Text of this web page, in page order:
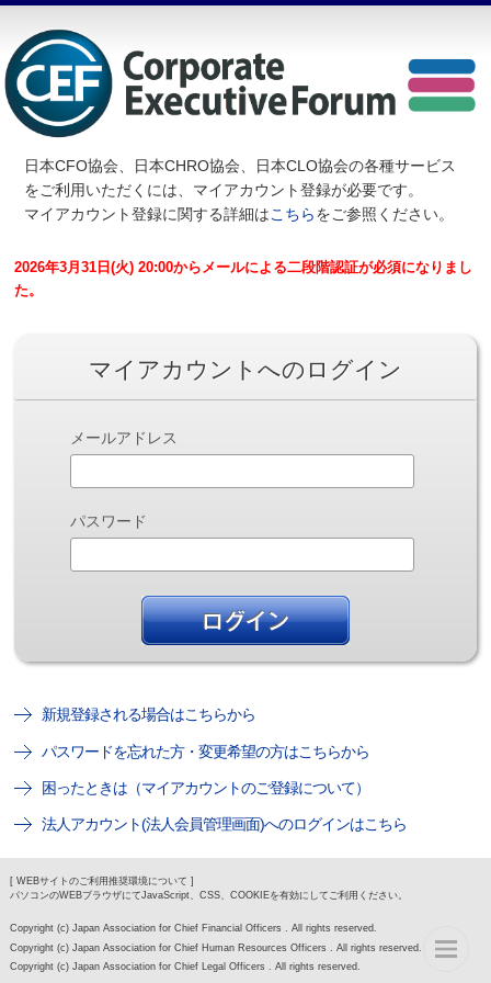
日本CFO協会、日本CHRO協会、日本CLO協会の各種サービス
をご利用いただくには、マイアカウント登録が必要です。
マイアカウント登録に関する詳細はこちらをご参照ください。
2026年3月31日(火) 20:00からメールによる二段階認証が必須になりまし
た。
マイアカウントへのログイン
メールアドレス
パスワード
新規登録される場合はこちらから
パスワードを忘れた方・変更希望の方はこちらから
困ったときは（マイアカウントのご登録について）
法人アカウント(法人会員管理画面)へのログインはこちら
[ WEBサイトのご利用推奨環境について ]
パソコンのWEBブラウザにてJavaScript、CSS、COOKIEを有効にしてご利用ください。
Copyright (c) Japan Association for Chief Financial Officers . All rights reserved.
Copyright (c) Japan Association for Chief Human Resources Officers . All rights reserved.
Copyright (c) Japan Association for Chief Legal Officers . All rights reserved.